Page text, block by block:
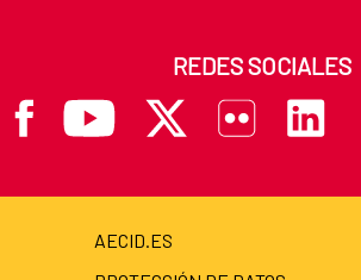
REDES SOCIALES
AECID.ES